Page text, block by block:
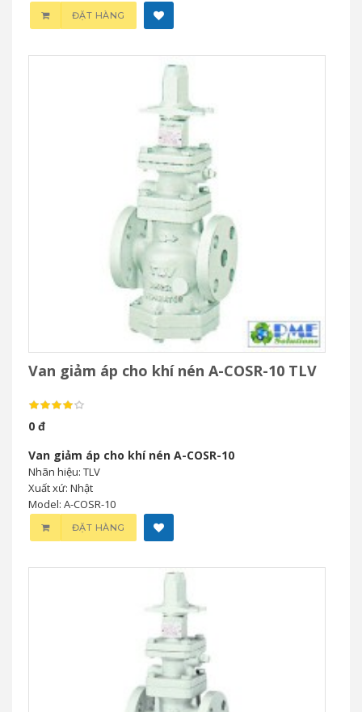
ĐẶT HÀNG
Van giảm áp cho khí nén A-COSR-10 TLV
0 đ
Van giảm áp cho khí nén A-COSR-10
Nhãn hiệu: TLV
Xuất xứ: Nhật
Model: A-COSR-10
ĐẶT HÀNG